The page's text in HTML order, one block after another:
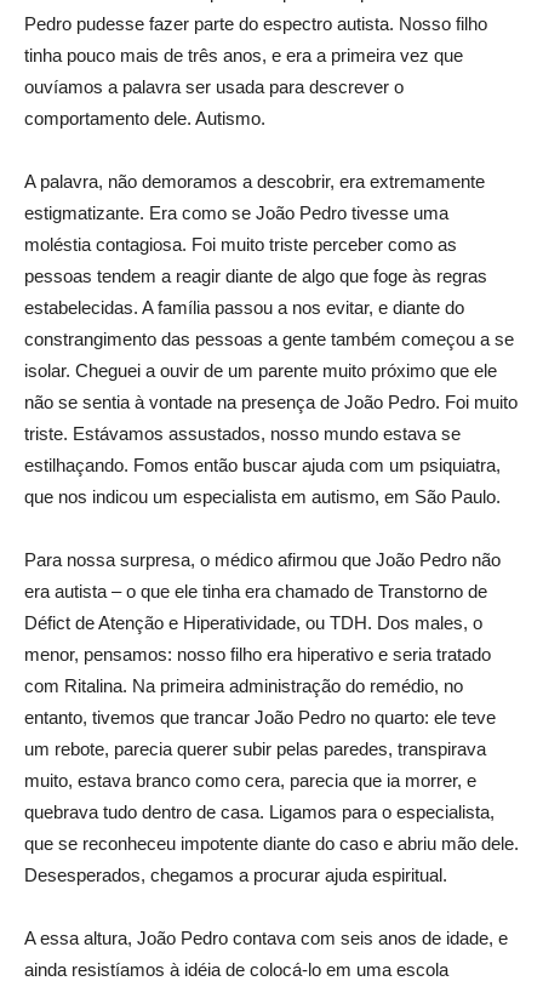
Pedro pudesse fazer parte do espectro autista. Nosso filho
tinha pouco mais de três anos, e era a primeira vez que
ouvíamos a palavra ser usada para descrever o
comportamento dele. Autismo.
A palavra, não demoramos a descobrir, era extremamente
estigmatizante. Era como se João Pedro tivesse uma
moléstia contagiosa. Foi muito triste perceber como as
pessoas tendem a reagir diante de algo que foge às regras
estabelecidas. A família passou a nos evitar, e diante do
constrangimento das pessoas a gente também começou a se
isolar. Cheguei a ouvir de um parente muito próximo que ele
não se sentia à vontade na presença de João Pedro. Foi muito
triste. Estávamos assustados, nosso mundo estava se
estilhaçando. Fomos então buscar ajuda com um psiquiatra,
que nos indicou um especialista em autismo, em São Paulo.
Para nossa surpresa, o médico afirmou que João Pedro não
era autista – o que ele tinha era chamado de Transtorno de
Défict de Atenção e Hiperatividade, ou TDH. Dos males, o
menor, pensamos: nosso filho era hiperativo e seria tratado
com Ritalina. Na primeira administração do remédio, no
entanto, tivemos que trancar João Pedro no quarto: ele teve
um rebote, parecia querer subir pelas paredes, transpirava
muito, estava branco como cera, parecia que ia morrer, e
quebrava tudo dentro de casa. Ligamos para o especialista,
que se reconheceu impotente diante do caso e abriu mão dele.
Desesperados, chegamos a procurar ajuda espiritual.
A essa altura, João Pedro contava com seis anos de idade, e
ainda resistíamos à idéia de colocá-lo em uma escola